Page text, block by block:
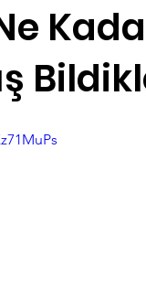
Satranç